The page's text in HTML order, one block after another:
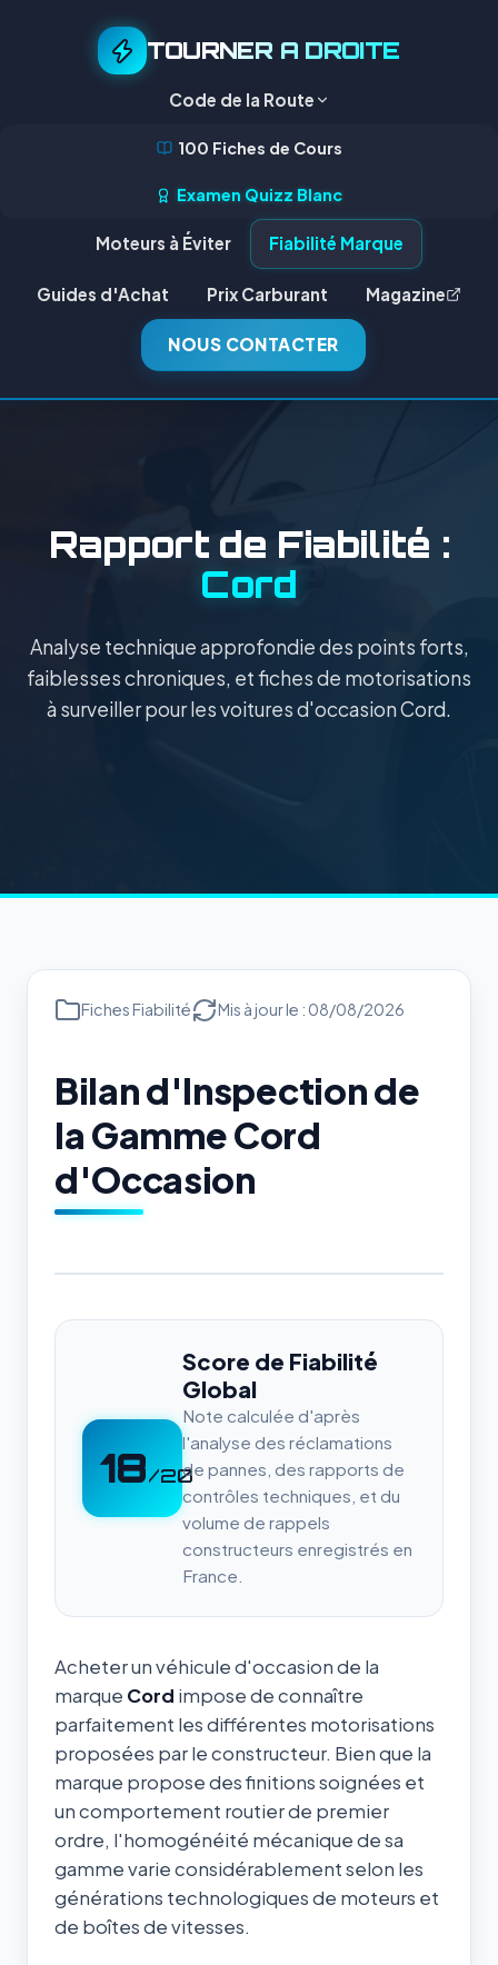
TOURNER A DROITE
Code de la Route
100 Fiches de Cours
Examen Quizz Blanc
Moteurs à Éviter Fiabilité Marque
Guides d'Achat Prix Carburant Magazine
NOUS CONTACTER
Rapport de Fiabilité :
Cord
Analyse technique approfondie des points forts,
faiblesses chroniques, et fiches de motorisations
à surveiller pour les voitures d'occasion Cord.
Fiches Fiabilité Mis à jour le : 08/08/2026
Bilan d'Inspection de
la Gamme Cord
d'Occasion
18/20
Score de Fiabilité
Global
Note calculée d'après
l'analyse des réclamations
de pannes, des rapports de
contrôles techniques, et du
volume de rappels
constructeurs enregistrés en
France.
Acheter un véhicule d'occasion de la
marque Cord impose de connaître
parfaitement les différentes motorisations
proposées par le constructeur. Bien que la
marque propose des finitions soignées et
un comportement routier de premier
ordre, l'homogénéité mécanique de sa
gamme varie considérablement selon les
générations technologiques de moteurs et
de boîtes de vitesses.